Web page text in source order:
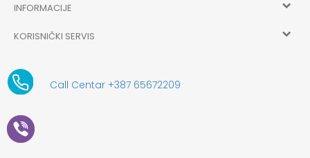
HILANDARSKA 32, ISTOČNO NOVO SARAJEVO, ISTOČNO
aksaonlinebih@aksabih.ba
5514802214205743
61-01-0052-11
11079253
INFORMACIJE
Zaposlenje
Saradnja
KORISNIČKI SERVIS
Uslovi korišćenja i prodaje
Kako kupiti
Call Centar +387 65672209